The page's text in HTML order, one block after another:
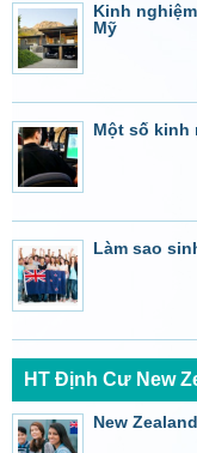
Kinh
Mỹ
Một số kinh
Làm sao
HT Định Cư New
New